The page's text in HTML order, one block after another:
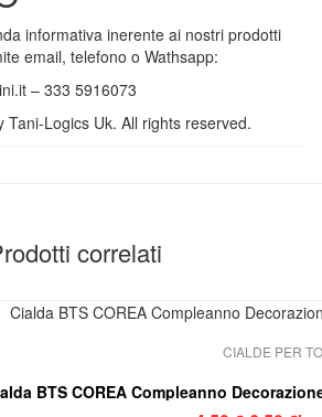
informativa inerente ai nostri prodotti
email, telefono o Wathsapp:
– 333 5916073
Tani-Logics Uk. All rights reserved.
correlati
CIALDE PER
BTS COREA Compleanno